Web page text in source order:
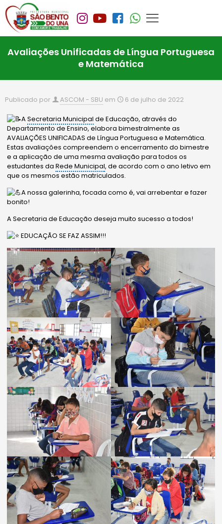
Avaliações Unificadas de Língua Portuguesa
e Matemática
Publicado por ASCOM - SBU em 6 de julho de 2022
ASecretaria Municipal de Educação, através do
Departamento de Ensino, elabora bimestralmente as
AVALIAÇÕES UNIFICADAS de Língua Portuguesa e Matemática.
Estas avaliações compreendem o encerramento do bimestre
e a aplicação de uma mesma avaliação para todos os
estudantes daRede Municipal, de acordo com o ano letivo em
que os mesmos estão matriculados.
A nossa galerinha, focada como é, vai arrebentar e fazer
bonito!
A Secretaria de Educação deseja muito sucesso a todos!
EDUCAÇÃO SE FAZ ASSIM!!!